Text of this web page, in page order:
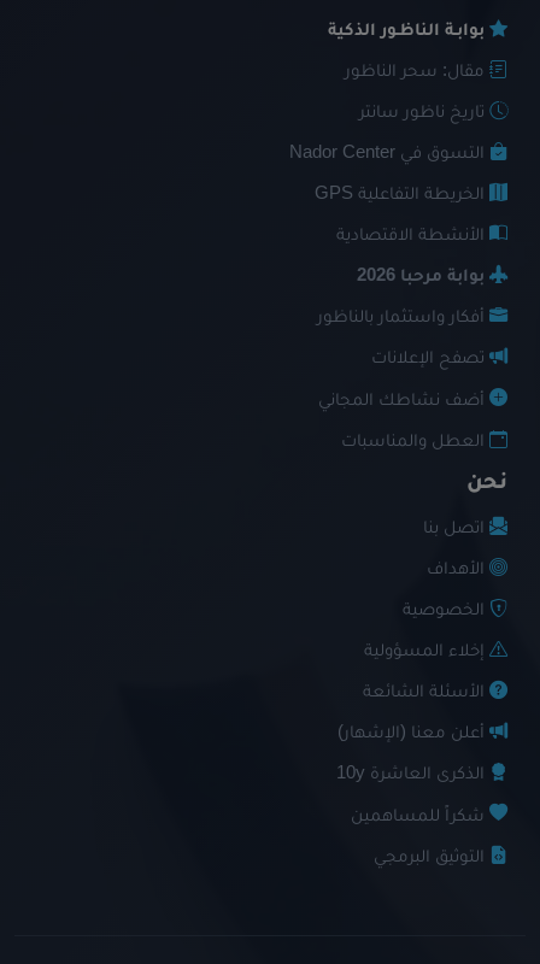
بوابـة الناظـور الذكية
مقال: سحر الناظور
تاريخ ناظور سانتر
التسوق في Nador Center
الخريطة التفاعلية GPS
الأنشطة الاقتصادية
بوابة مرحبا 2026
أفكار واستثمار بالناظور
تصفح الإعلانات
أضف نشاطك المجاني
العطل والمناسبات
نحن
اتصل بنا
الأهداف
الخصوصية
إخلاء المسؤولية
الأسئلة الشائعة
أعلن معنا (الإشهار)
الذكرى العاشرة 10y
شكراً للمساهمين
التوثيق البرمجي